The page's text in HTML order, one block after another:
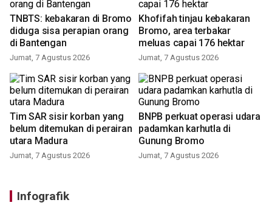
diduga sisa perapian orang
di Bantengan
Jumat, 7 Agustus 2026
Bromo, area terbakar
meluas capai 176 hektar
Jumat, 7 Agustus 2026